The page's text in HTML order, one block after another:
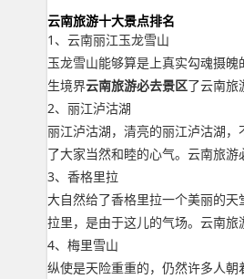
云南旅游十大景点排名
1、云南丽江玉龙雪山
玉龙雪山能够算是上真实勾魂摄魄
生境界云南旅游必去景区了云南旅
2、丽江泸沽湖
丽江泸沽湖，清亮的丽江泸沽湖
了大家当然和睦的心气。云南旅游
3、香格里拉
大自然给了香格里拉一个美丽的天
拉里，是由于这儿的气场。云南旅
4、梅里雪山
纵使是天险重重的，仍然许多人